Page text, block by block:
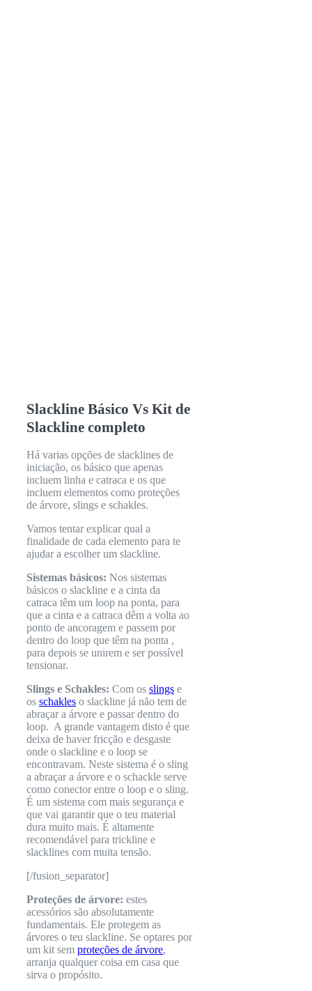
Slackline Básico Vs Kit de
Slackline completo
Há varias opções de slacklines de
iniciação, os básico que apenas
incluem linha e catraca e os que
incluem elementos como proteções
de árvore, slings e schakles.
Vamos tentar explicar qual a
finalidade de cada elemento para te
ajudar a escolher um slackline.
Sistemas básicos: Nos sistemas
básicos o slackline e a cinta da
catraca têm um loop na ponta, para
que a cinta e a catraca dêm a volta ao
ponto de ancoragem e passem por
dentro do loop que têm na ponta ,
para depois se unirem e ser possível
tensionar.
Slings e Schakles: Com os slings e
os schakles o slackline já não tem de
abraçar a árvore e passar dentro do
loop. A grande vantagem disto é que
deixa de haver fricção e desgaste
onde o slackline e o loop se
encontravam. Neste sistema é o sling
a abraçar a árvore e o schackle serve
como conector entre o loop e o sling.
É um sistema com mais segurança e
que vai garantir que o teu material
dura muito mais. É altamente
recomendável para trickline e
slacklines com muita tensão.
[/fusion_separator]
Proteções de árvore: estes
acessórios são absolutamente
fundamentais. Ele protegem as
árvores o teu slackline. Se optares por
um kit sem proteções de árvore,
arranja qualquer coisa em casa que
sirva o propósito.